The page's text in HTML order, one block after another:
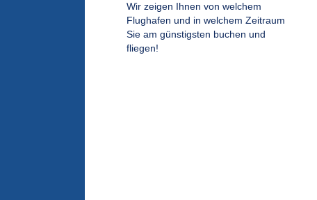
Wir zeigen Ihnen von welchem
Flughafen und in welchem Zeitraum
Sie am günstigsten buchen und
fliegen!